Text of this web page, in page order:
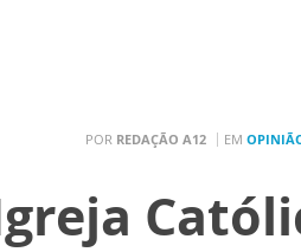
POR REDAÇÃO A12 EM